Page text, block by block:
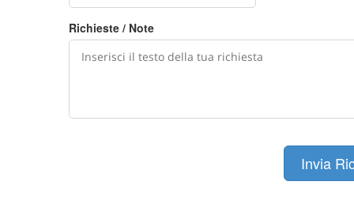
Richieste / Note
Invia